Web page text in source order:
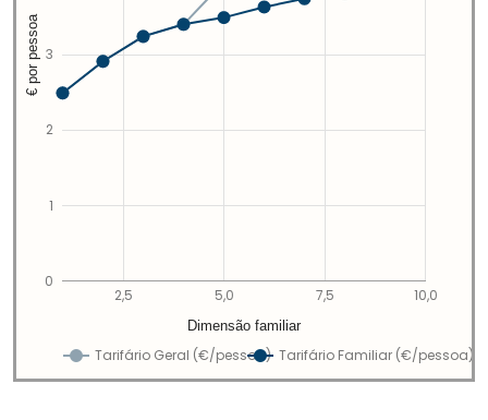
Tarifário Geral (€/pessoa) Tarifário Familiar (€/pessoa)
2,5 5,0 7,5 10,0
0
1
2
3
Dimensão familiar
€ por pessoa